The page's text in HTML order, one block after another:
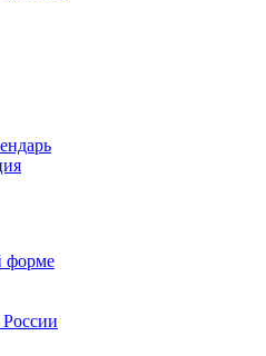
форме
России